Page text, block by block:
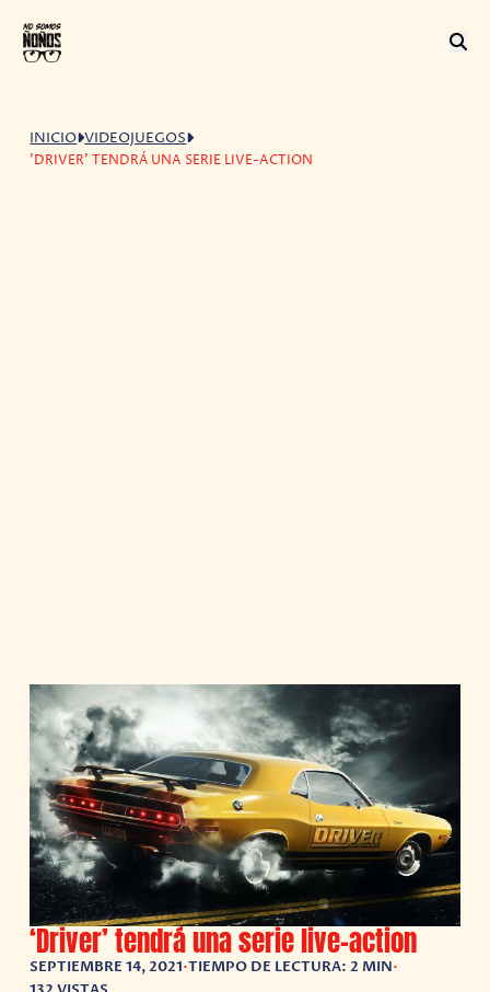
INICIO VIDEOJUEGOS
'DRIVER' TENDRÁ UNA SERIE LIVE-ACTION
‘Driver’ tendrá una serie live-action
SEPTIEMBRE 14, 2021•TIEMPO DE LECTURA: 2 MIN•